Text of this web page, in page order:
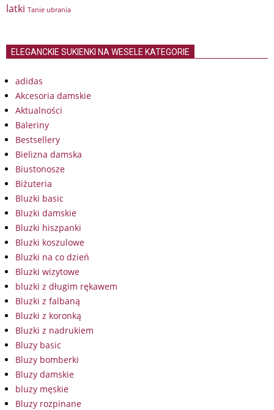
latki Tanie ubrania
ELEGANCKIE SUKIENKI NA WESELE KATEGORIE
adidas
Akcesoria damskie
Aktualności
Baleriny
Bestsellery
Bielizna damska
Biustonosze
Biżuteria
Bluzki basic
Bluzki damskie
Bluzki hiszpanki
Bluzki koszulowe
Bluzki na co dzień
Bluzki wizytowe
bluzki z długim rękawem
Bluzki z falbaną
Bluzki z koronką
Bluzki z nadrukiem
Bluzy basic
Bluzy bomberki
Bluzy damskie
bluzy męskie
Bluzy rozpinane